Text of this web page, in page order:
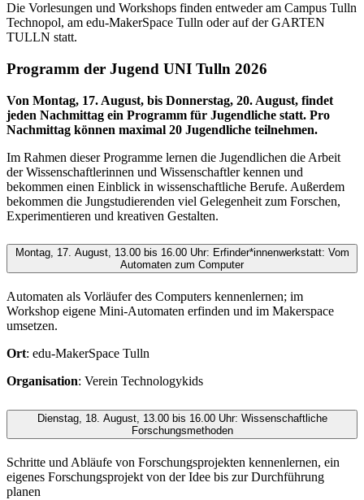
Die Vorlesungen und Workshops finden entweder am Campus Tulln
Technopol, am edu-MakerSpace Tulln oder auf der GARTEN
TULLN statt.
Programm der Jugend UNI Tulln 2026
Von Montag, 17. August, bis Donnerstag, 20. August, findet
jeden Nachmittag ein Programm für Jugendliche statt. Pro
Nachmittag können maximal 20 Jugendliche teilnehmen.
Im Rahmen dieser Programme lernen die Jugendlichen die Arbeit
der Wissenschaftlerinnen und Wissenschaftler kennen und
bekommen einen Einblick in wissenschaftliche Berufe. Außerdem
bekommen die Jungstudierenden viel Gelegenheit zum Forschen,
Experimentieren und kreativen Gestalten.
Montag, 17. August, 13.00 bis 16.00 Uhr: Erfinder*innenwerkstatt: Vom
Automaten zum Computer
Automaten als Vorläufer des Computers kennenlernen; im
Workshop eigene Mini-Automaten erfinden und im Makerspace
umsetzen.
Ort: edu-MakerSpace Tulln
Organisation: Verein Technologykids
Dienstag, 18. August, 13.00 bis 16.00 Uhr: Wissenschaftliche
Forschungsmethoden
Schritte und Abläufe von Forschungsprojekten kennenlernen, ein
eigenes Forschungsprojekt von der Idee bis zur Durchführung
planen